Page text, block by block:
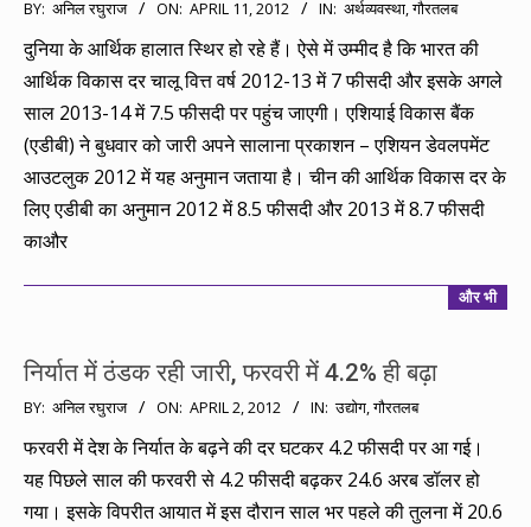
04-
11
BY: अनिल रघुराज ON: APRIL 11, 2012 IN: अर्थव्यवस्था,गौरतलब
दुनिया के आर्थिक हालात स्थिर हो रहे हैं। ऐसे में उम्मीद है कि भारत की
आर्थिक विकास दर चालू वित्त वर्ष 2012-13 में 7 फीसदी और इसके अगले
साल 2013-14 में 7.5 फीसदी पर पहुंच जाएगी। एशियाई विकास बैंक
(एडीबी) ने बुधवार को जारी अपने सालाना प्रकाशन – एशियन डेवलपमेंट
आउटलुक 2012 में यह अनुमान जताया है। चीन की आर्थिक विकास दर के
लिए एडीबी का अनुमान 2012 में 8.5 फीसदी और 2013 में 8.7 फीसदी
काऔर
और भी
निर्यात में ठंडक रही जारी, फरवरी में 4.2% ही बढ़ा
2012-
BY: अनिल रघुराज ON: APRIL 2, 2012 IN: उद्योग,गौरतलब
फरवरी में देश के निर्यात के बढ़ने की दर घटकर 4.2 फीसदी पर आ गई।
यह पिछले साल की फरवरी से 4.2 फीसदी बढ़कर 24.6 अरब डॉलर हो
गया। इसके विपरीत आयात में इस दौरान साल भर पहले की तुलना में 20.6